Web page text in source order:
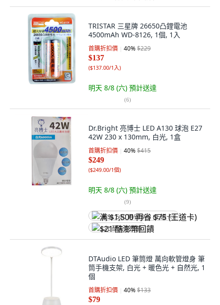
TRISTAR 三星牌 26650凸鋰電池
4500mAh WD-8126, 1個, 1入
首購折扣價 40%$229
$137
($137.00/1入)
明天 8/8 (六) 預計送達
(6)
Dr.Bright 亮博士 LED A130 球泡 E27
42W 230 x 130mm, 白光, 1盒
首購折扣價 40%$415
$249
($249.00/1個)
明天 8/8 (六) 預計送達
(9)
满 $1,500 再省 $75 (王道卡)
$21 酷澎幣回饋
DTAudio LED 筆筒燈 萬向軟管燈身 筆
筒手機支架, 白光 + 暖色光 + 自然光, 1
個
首購折扣價 40%$133
$79